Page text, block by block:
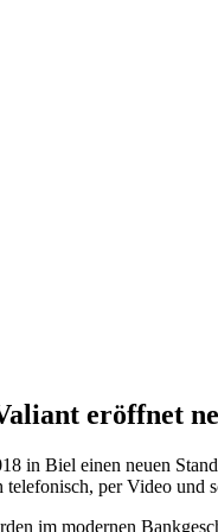
eröffnet
in Biel einen neuen
per Video und
im modernen